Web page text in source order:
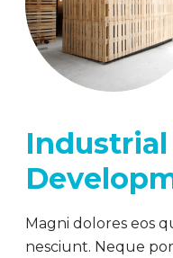
Industrial
Magni dolores eos
nesciunt. Neque